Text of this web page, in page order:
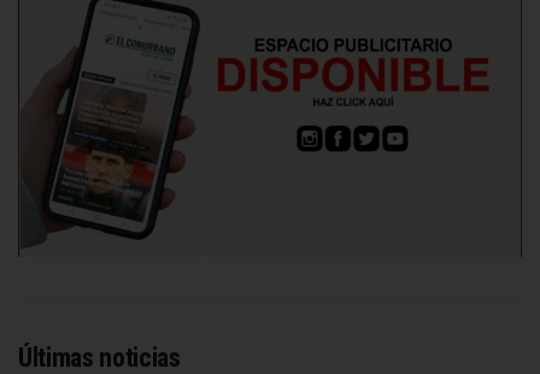
Últimas noticias